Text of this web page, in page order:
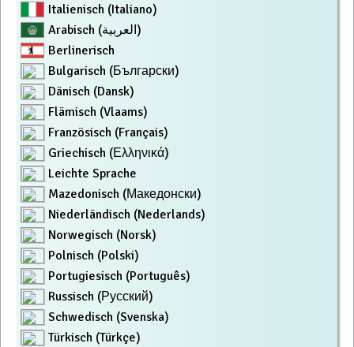
Italienisch (Italiano)
Arabisch (العربية)
Berlinerisch
Bulgarisch (Български)
Dänisch (Dansk)
Flämisch (Vlaams)
Französisch (Français)
Griechisch (Ελληνικά)
Leichte Sprache
Mazedonisch (Македонски)
Niederländisch (Nederlands)
Norwegisch (Norsk)
Polnisch (Polski)
Portugiesisch (Português)
Russisch (Русский)
Schwedisch (Svenska)
Türkisch (Türkçe)